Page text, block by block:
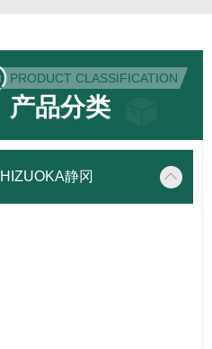
PRODUCT CLASSIFICATION
产品分类
静冈